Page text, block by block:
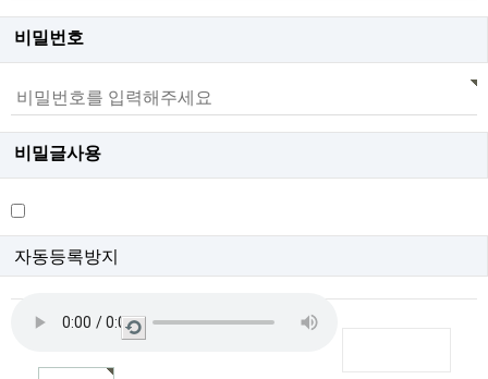
비밀번호
비밀글사용
자동등록방지
새